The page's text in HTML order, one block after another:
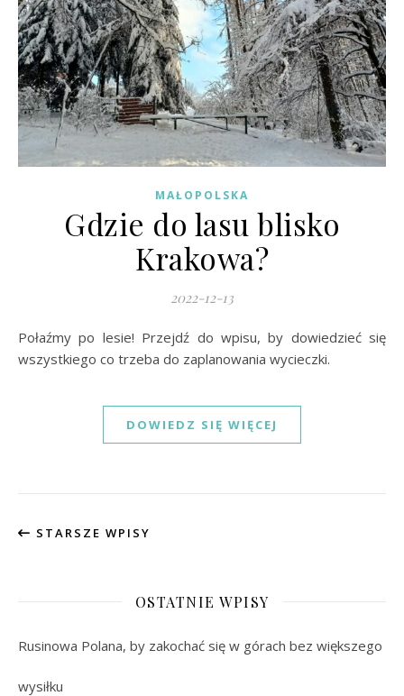
MAŁOPOLSKA
Gdzie do lasu blisko
Krakowa?
2022-12-13
Połaźmy po lesie! Przejdź do wpisu, by dowiedzieć się
wszystkiego co trzeba do zaplanowania wycieczki.
DOWIEDZ SIĘ WIĘCEJ
STARSZE WPISY
OSTATNIE WPISY
Rusinowa Polana, by zakochać się w górach bez większego
wysiłku